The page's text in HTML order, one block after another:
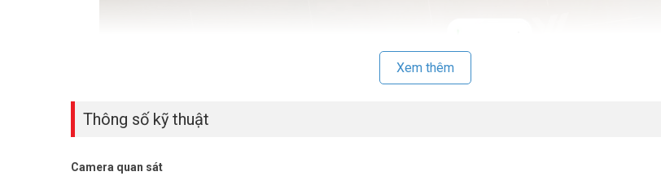
Xem thêm
Thông số kỹ thuật
Camera quan sát